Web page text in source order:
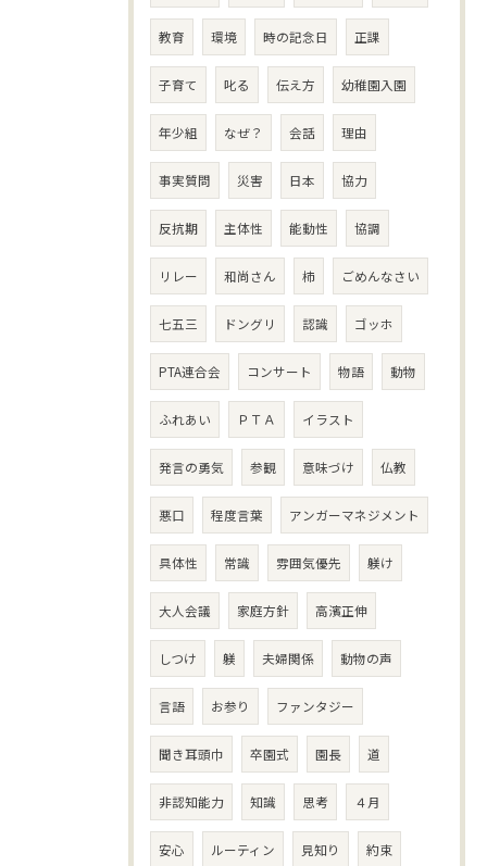
教育 環境 時の記念日 正課
子育て 叱る 伝え方 幼稚園入園
年少組 なぜ？ 会話 理由
事実質問 災害 日本 協力
反抗期 主体性 能動性 協調
リレー 和尚さん 柿 ごめんなさい
七五三 ドングリ 認識 ゴッホ
PTA連合会 コンサート 物語 動物
ふれあい ＰＴＡ イラスト
発言の勇気 参観 意味づけ 仏教
悪口 程度言葉 アンガーマネジメント
具体性 常識 雰囲気優先 躾け
大人会議 家庭方針 高濱正伸
しつけ 躾 夫婦関係 動物の声
言語 お参り ファンタジー
聞き耳頭巾 卒園式 園長 道
非認知能力 知識 思考 ４月
安心 ルーティン 見知り 約束